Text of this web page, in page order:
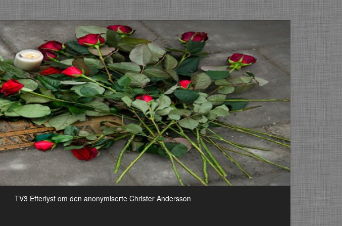
TV3 Efterlyst om den anonymiserte Christer Andersson